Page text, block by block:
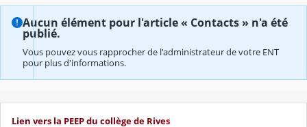
Aucun élément pour l'article « Contacts » n'a été
publié.
Vous pouvez vous rapprocher de l'administrateur de votre ENT
pour plus d'informations.
Lien vers la PEEP du collège de Rives